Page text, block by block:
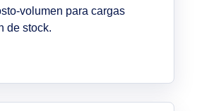
volumen para cargas
de stock.